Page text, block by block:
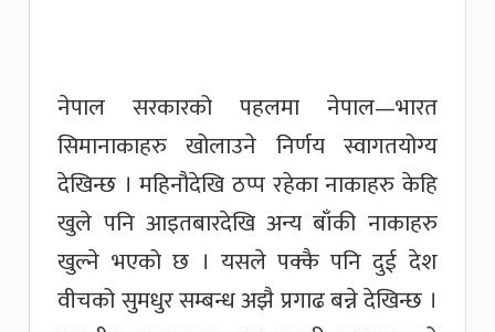
नेपाल सरकारको पहलमा नेपाल—भारत
सिमानाकाहरु खोलाउने निर्णय स्वागतयोग्य
देखिन्छ । महिनौदेखि ठप्प रहेका नाकाहरु केहि
खुले पनि आइतबारदेखि अन्य बाँकी नाकाहरु
खुल्ने भएको छ । यसले पक्कै पनि दुई देश
वीचको सुमधुर सम्बन्ध अझै प्रगाढ बन्ने देखिन्छ ।